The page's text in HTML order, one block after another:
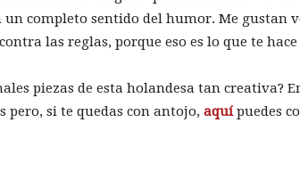
completo sentido del humor. Me gustan
las reglas, porque eso es lo que te hace
piezas de esta holandesa tan creativa?
pero, si te quedas con antojo, aquí puedes